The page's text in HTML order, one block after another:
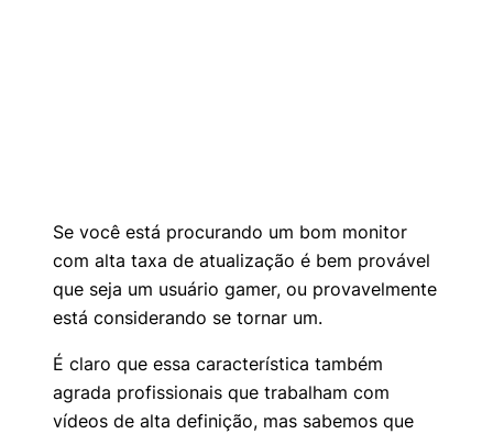
Se você está procurando um bom monitor
com alta taxa de atualização é bem provável
que seja um usuário gamer, ou provavelmente
está considerando se tornar um.
É claro que essa característica também
agrada profissionais que trabalham com
vídeos de alta definição, mas sabemos que